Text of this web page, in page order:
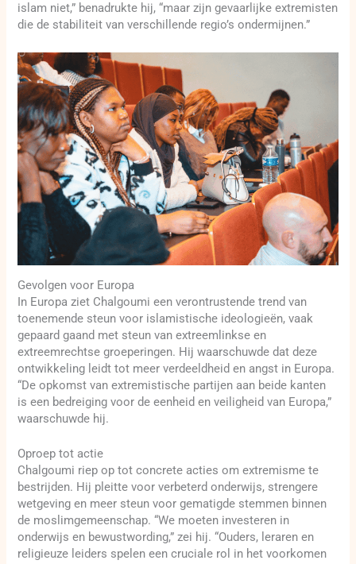
islam niet,” benadrukte hij, “maar zijn gevaarlijke extremisten
die de stabiliteit van verschillende regio’s ondermijnen.”
Gevolgen voor Europa
In Europa ziet Chalgoumi een verontrustende trend van
toenemende steun voor islamistische ideologieën, vaak
gepaard gaand met steun van extreemlinkse en
extreemrechtse groeperingen. Hij waarschuwde dat deze
ontwikkeling leidt tot meer verdeeldheid en angst in Europa.
“De opkomst van extremistische partijen aan beide kanten
is een bedreiging voor de eenheid en veiligheid van Europa,”
waarschuwde hij.
Oproep tot actie
Chalgoumi riep op tot concrete acties om extremisme te
bestrijden. Hij pleitte voor verbeterd onderwijs, strengere
wetgeving en meer steun voor gematigde stemmen binnen
de moslimgemeenschap. “We moeten investeren in
onderwijs en bewustwording,” zei hij. “Ouders, leraren en
religieuze leiders spelen een cruciale rol in het voorkomen